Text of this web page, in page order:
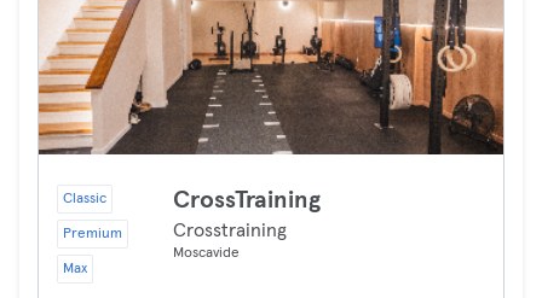
Classic
Premium
Max
CrossTraining
Crosstraining
Moscavide